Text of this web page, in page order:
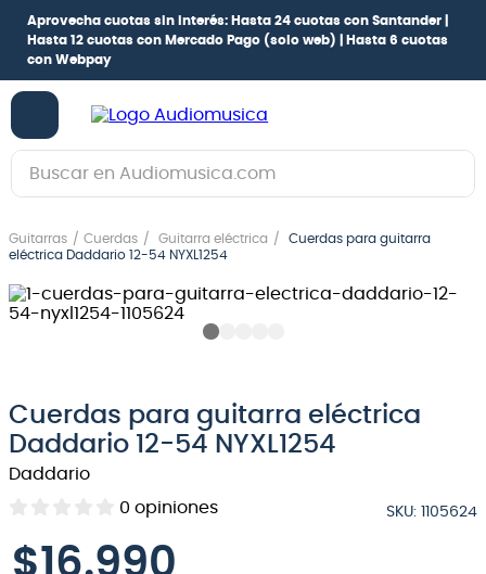
Aprovecha cuotas sin interés: Hasta 24 cuotas con Santander |
Hasta 12 cuotas con Mercado Pago (solo web) |
Hasta 6 cuotas
con Webpay
Buscar en Audiomusica.com
Guitarras Cuerdas Guitarra eléctrica
Cuerdas para guitarra
eléctrica Daddario 12-54 NYXL1254
Cuerdas para guitarra eléctrica
Daddario 12-54 NYXL1254
Daddario
0 opiniones SKU: 1105624
$16.990
1.
guitarra electrica
2.
bajo
guitarra electroacústica
5 .
amplificador
6.
teclado
7.
guitarra
micrófono
9 .
bateria